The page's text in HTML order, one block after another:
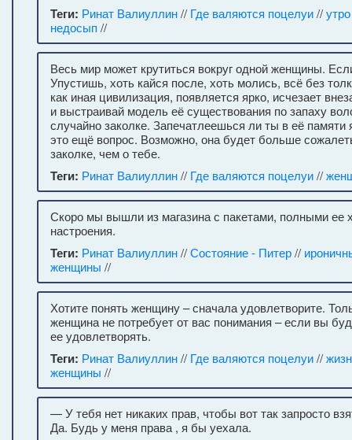
Теги: Ринат Валиуллин// Где валяются поцелуи//утро
недосып //
Весь мир может крутиться вокруг одной женщины.
Упустишь, хоть кайся после, хоть молись, всё без
как иная цивилизация, появляется ярко, исчезает
и выстраивай модель её существования по запаху
случайно заколке. Запечатлеешься ли ты в её
это ещё вопрос. Возможно, она будет больше
заколке, чем о тебе.
Теги: Ринат Валиуллин// Где валяются поцелуи//
Скоро мы вышли из магазина с пакетами, полными ее
настроения.
Теги: Ринат Валиуллин//Состояние - Питер//
женщины //
Хотите понять женщину – сначала удовлетворите.
женщина не потребует от вас понимания – если вы
ее удовлетворять.
Теги: Ринат Валиуллин// Где валяются поцелуи//
женщины //
— У тебя нет никаких прав, чтобы вот так запросто
Да. Будь у меня права , я бы уехала.